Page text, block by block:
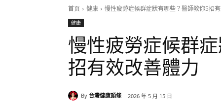
首页 健康 慢性疲勞症候群症狀有哪些？醫師教你5招
健康
慢性疲勞症候群
招有效改善體力
By 台灣健康頭條 2026 年 5 月 15 日